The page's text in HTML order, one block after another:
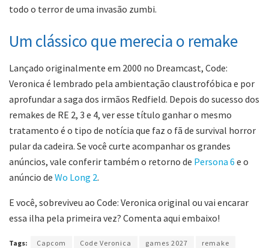
todo o terror de uma invasão zumbi.
Um clássico que merecia o remake
Lançado originalmente em 2000 no Dreamcast, Code:
Veronica é lembrado pela ambientação claustrofóbica e por
aprofundar a saga dos irmãos Redfield. Depois do sucesso dos
remakes de RE 2, 3 e 4, ver esse título ganhar o mesmo
tratamento é o tipo de notícia que faz o fã de survival horror
pular da cadeira. Se você curte acompanhar os grandes
anúncios, vale conferir também o retorno de Persona 6 e o
anúncio de Wo Long 2.
E você, sobreviveu ao Code: Veronica original ou vai encarar
essa ilha pela primeira vez? Comenta aqui embaixo!
Tags: Capcom Code Veronica games 2027
remake